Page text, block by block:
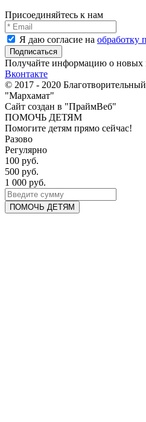
Присоединяйтесь к нам
Я даю согласие на обработку
Получайте информацию о новых
Вконтакте
© 2017 - 2020
"Мархамат"
Сайт создан в "ПраймВеб"
ПОМОЧЬ ДЕТЯМ
Помогите детям прямо сейчас!
Разово
Регулярно
100 руб.
500 руб.
1 000 руб.